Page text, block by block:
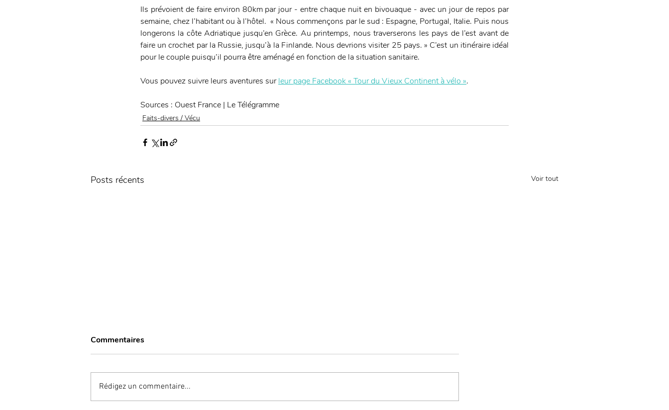
Ils prévoient de faire environ 80km par jour - entre chaque nuit en bivouaque - avec un jour de repos par
semaine, chez l’habitant ou à l’hôtel.  « Nous commençons par le sud : Espagne, Portugal, Italie. Puis nous
longerons la côte Adriatique jusqu’en Grèce. Au printemps, nous traverserons les pays de l’est avant de
faire un crochet par la Russie, jusqu’à la Finlande. Nous devrions visiter 25 pays. » C’est un itinéraire idéal
pour le couple puisqu’il pourra être aménagé en fonction de la situation sanitaire.
Vous pouvez suivre leurs aventures sur leur page Facebook « Tour du Vieux Continent à vélo ».
Sources : Ouest France | Le Télégramme
Faits-divers / Vécu
Posts récents Voir tout
Commentaires
Rédigez un commentaire...